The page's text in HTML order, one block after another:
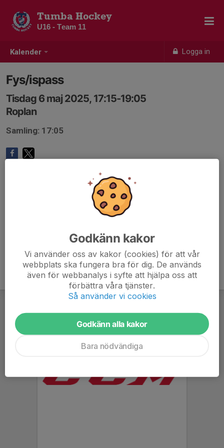
Kalender Logga in
Tumba Hockey
U16 - Team 11
Fys/ispass
Tisdag 6 maj 2025, 17:15-19:05
Roplan
Samling: 17:05
Godkänn kakor
Vi använder oss av kakor (cookies) för att vår
webbplats ska fungera bra för dig. De används
även för webbanalys i syfte att hjälpa oss att
förbättra våra tjänster.
Så använder vi cookies
Godkänn alla kakor
Bara nödvändiga